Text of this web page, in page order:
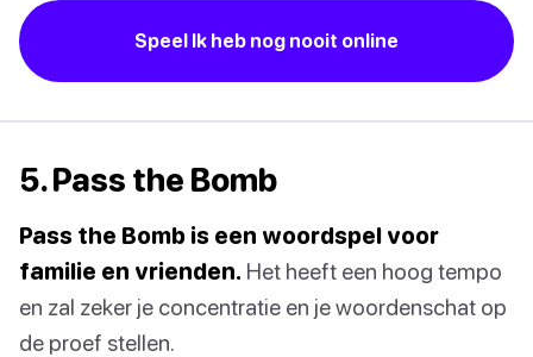
Speel Ik heb nog nooit online
5. Pass the Bomb
Pass the Bomb is een woordspel voor
familie en vrienden. Het heeft een hoog tempo
en zal zeker je concentratie en je woordenschat op
de proef stellen.